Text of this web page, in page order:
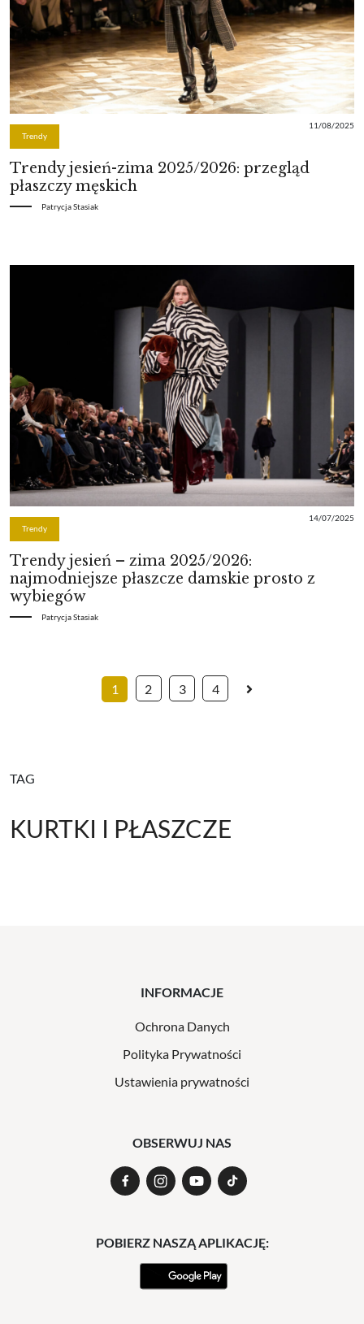
Trendy
11/08/2025
Trendy jesień-zima 2025/2026: przegląd
płaszczy męskich
Patrycja Stasiak
Trendy
14/07/2025
Trendy jesień – zima 2025/2026:
najmodniejsze płaszcze damskie prosto z
wybiegów
Patrycja Stasiak
1 2 3 4
TAG
KURTKI I PŁASZCZE
INFORMACJE
Ochrona Danych
Polityka Prywatności
Ustawienia prywatności
OBSERWUJ NAS
POBIERZ NASZĄ APLIKACJĘ: